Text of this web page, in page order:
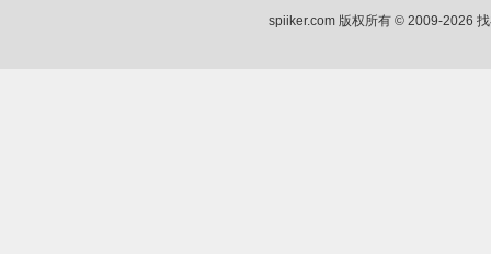
spiiker.com 版权所有 © 2009-2026